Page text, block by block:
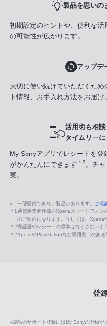
製品を思いの
初期設定のヒントや、便利な
の可能性が広がります。
アップデ
大切に使い続けていただくた
ト情報、お手入れ方法をお届け。
活用術も相談
タイムリーに
My Sonyアプリでレシートを登
がかんたんにできます ＊2。チ
実。
※ 一部登録できない製品があります。 ご確
＊1通信事業者仕様のXperiaスマートフォン
のご案内になります。詳しくは、Xperia
＊2保証書やレシートの原本はなくさないよ
＊2XperiaやPlayStationなど専用窓口のある
登
※製品のサポート登録にはMy Sonyの登録が